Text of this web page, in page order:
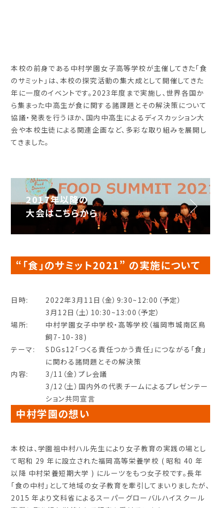
本校の前身である中村学園女子高等学校が主催してきた「食
のサミット」は、本校の探究活動の集大成として開催してきた
年に一度のイベントです。2023年度まで実施し、世界各国か
ら集まった中高生が食に関する諸課題とその解決策について
協議・発表を行うほか、国内中高生によるディスカッション大
会や本校生徒による関連企画など、多彩な取り組みを展開し
てきました。
2017年以降の
大会はこちらから
“「食」のサミット2021” の実施について
日時:
2022年3月11日（金）9:30~12:00（予定）
3月12日（土）10:30~13:00（予定）
場所:
中村学園女子中学校・高等学校（福岡市城南区鳥
飼7-10-38)
テーマ:
SDGs12「つくる責任つかう責任」につながる「食」
に関わる諸問題とその解決策
内容:
3/11（金）プレ会議
3/12（土）国内外の代表チームによるプレゼンテー
ション共同宣言
中村学園の想い
本校は、学園祖中村ハル先生により女子教育の実践の場とし
て昭和 29 年に設立された福岡高等栄養学校 ( 昭和 40 年
以降 中村栄養短期大学 ) にルーツをもつ女子校です。長年
「食の中村」として地域の女子教育を牽引してまいりましたが、
2015 年より文科省によるスーパーグローバルハイスクール